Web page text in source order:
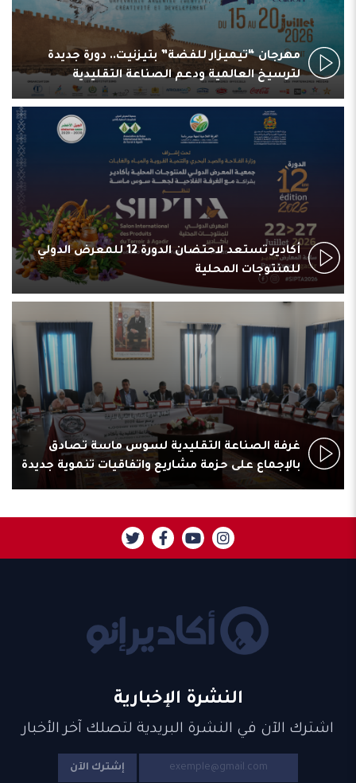
مهرجان “تيميزار للفضة” بتيزنيت.. دورة جديدة
لترسيخ العالمية ودعم الصناعة التقليدية
أكادير تستعد لاحتضان الدورة 12 للمعرض الدولي
للمنتوجات المحلية
غرفة الصناعة التقليدية لسوس ماسة تصادق
بالإجماع على حزمة مشاريع واتفاقيات تنموية جديدة
النشرة الإخبارية
اشترك الآن في النشرة البريدية لتصلك آخر الأخبار
إشترك الآن